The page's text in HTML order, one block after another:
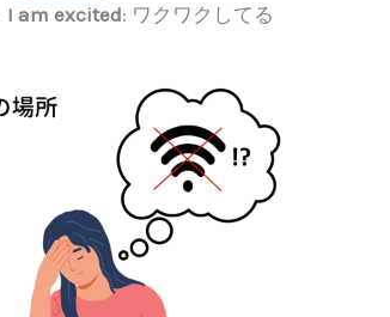
I am excited: ワクワクしてる